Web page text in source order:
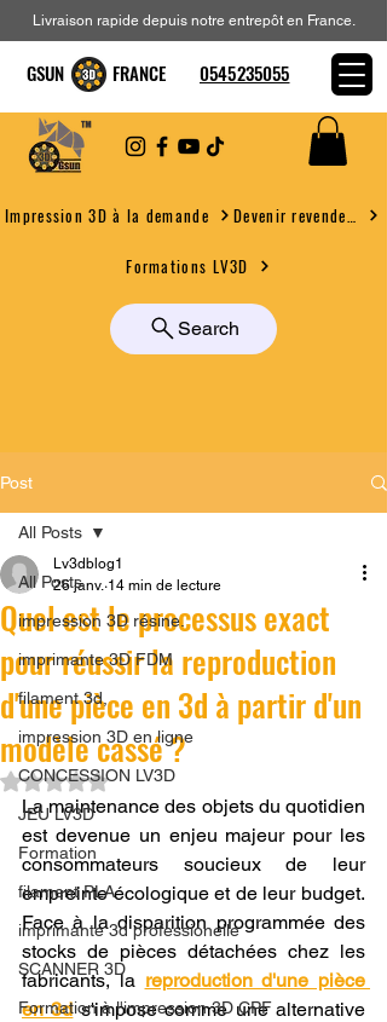
Impression 3D à la demande
Formations LV3D
Search
Livraison rapide depuis notre entrepôt en France.
GSUN FRANCE 0545235055
Post
All Posts
impression 3D résine.
imprimante 3D FDM
filament 3d,
impression 3D en ligne
CONCESSION LV3D
JEU LV3D
Formation
filament PLA
imprimante 3d professionelle
SCANNER 3D
Formation à l'impression 3D CPF
All Posts
Quel est le processus exact
pour réussir la reproduction
d'une pièce en 3d à partir d'un
modèle cassé ?
Lv3dblog1
26 janv. 14 min de lecture
Noté NaN étoiles sur 5.
La maintenance des objets du quotidien
est devenue un enjeu majeur pour les
consommateurs soucieux de leur
empreinte écologique et de leur budget.
Face à la disparition programmée des
stocks de pièces détachées chez les
fabricants, la reproduction d'une pièce
en 3d s'impose comme une alternative